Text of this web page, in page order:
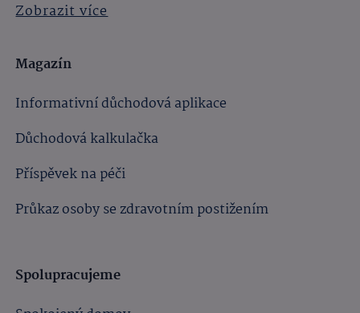
Zobrazit více
Magazín
Informativní důchodová aplikace
Důchodová kalkulačka
Příspěvek na péči
Průkaz osoby se zdravotním postižením
Spolupracujeme